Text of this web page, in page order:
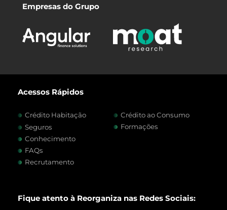
Empresas do Grupo
Acessos Rápidos
Crédito Habitação
Crédito ao Consumo
Seguros
Formações
Conhecimento
FAQs
Recrutamento
Fique atento à Reorganiza nas Redes Sociais: